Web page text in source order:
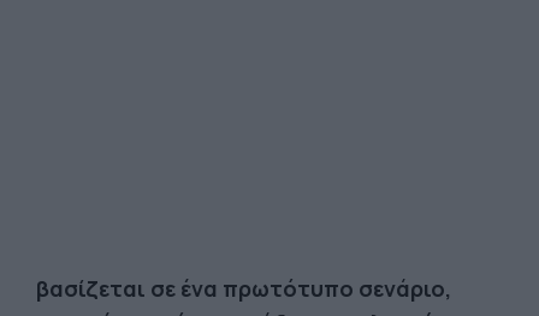
βασίζεται σε ένα πρωτότυπο σενάριο,